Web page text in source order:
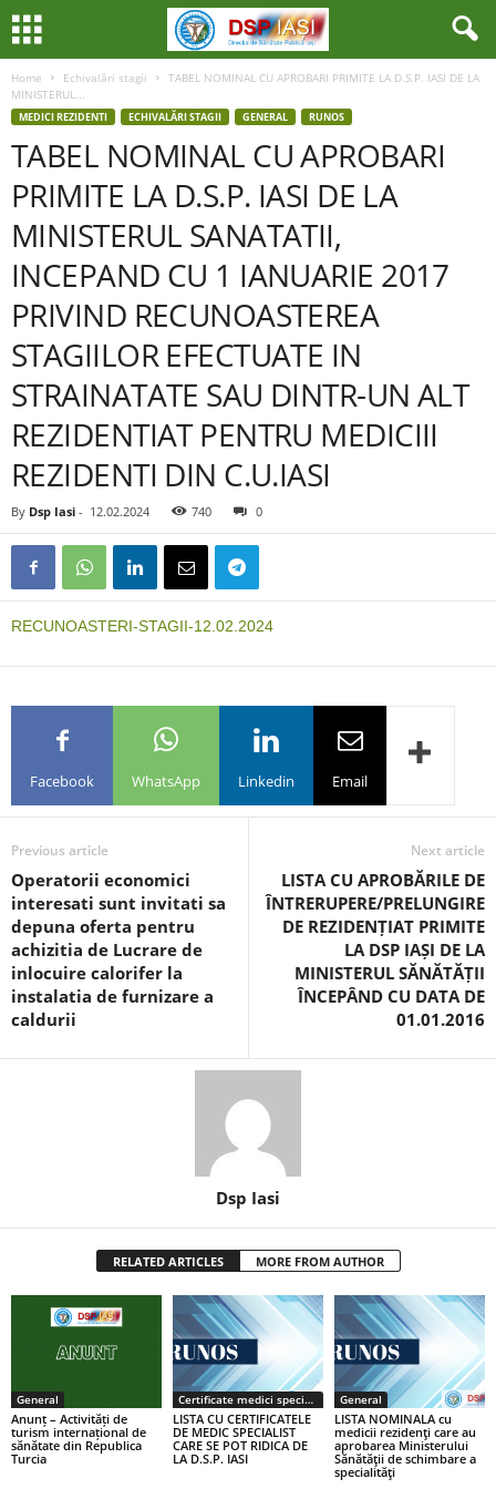
Home Echivalări stagii
TABEL NOMINAL CU APROBARI PRIMITE LA D.S.P. IASI DE LA
MINISTERUL...
MEDICI REZIDENTI ECHIVALĂRI STAGII GENERAL RUNOS
TABEL NOMINAL CU APROBARI
PRIMITE LA D.S.P. IASI DE LA
MINISTERUL SANATATII,
INCEPAND CU 1 IANUARIE 2017
PRIVIND RECUNOASTEREA
STAGIILOR EFECTUATE IN
STRAINATATE SAU DINTR-UN ALT
REZIDENTIAT PENTRU MEDICIII
REZIDENTI DIN C.U.IASI
By Dsp Iasi - 12.02.2024 740 0
RECUNOASTERI-STAGII-12.02.2024
Facebook WhatsApp Linkedin Email
Previous article
Operatorii economici
interesati sunt invitati sa
depuna oferta pentru
achizitia de Lucrare de
inlocuire calorifer la
instalatia de furnizare a
caldurii
Next article
LISTA CU APROBĂRILE DE
ÎNTRERUPERE/PRELUNGIRE
DE REZIDENȚIAT PRIMITE
LA DSP IAȘI DE LA
MINISTERUL SĂNĂTĂȚII
ÎNCEPÂND CU DATA DE
01.01.2016
Dsp Iasi
RELATED ARTICLES MORE FROM AUTHOR
General
Anunț – Activități de
turism internațional de
sănătate din Republica
Turcia
Certificate medici specialiști / primari
LISTA CU CERTIFICATELE
DE MEDIC SPECIALIST
CARE SE POT RIDICA DE
LA D.S.P. IASI
General
LISTA NOMINALA cu
medicii rezidenţi care au
aprobarea Ministerului
Sănătăţii de schimbare a
specialităţi